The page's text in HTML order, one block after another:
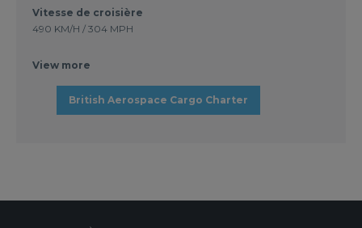
Vitesse de croisière
490 KM/H / 304 MPH
View more
British Aerospace Cargo Charter